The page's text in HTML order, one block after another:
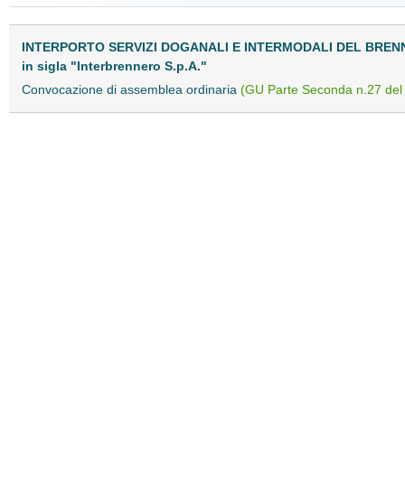
INTERPORTO SERVIZI DOGANALI E INTERMODALI DEL
in sigla "Interbrennero S.p.A."
Convocazione di assemblea ordinaria (GU Parte Seconda n.27